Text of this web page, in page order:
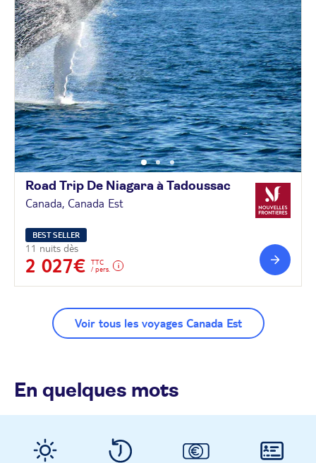
Road Trip De Niagara à Tadoussac
Canada, Canada Est
BEST SELLER
11 nuits dès
2 027€
TTC
/ pers.
Voir tous les voyages Canada Est
En quelques mots